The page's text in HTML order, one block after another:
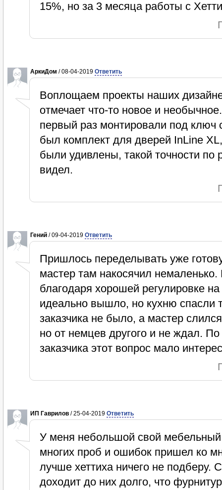
15%, но за 3 месяца работы с
АркиДом / 08-04-2019 Ответить
Воплощаем проекты наших
отмечает что-то новое и
первый раз монтировали под ключ
был комплект для дверей InLine
были удивлены, такой точности по
видел.
Гений / 09-04-2019 Ответить
Пришлось переделывать уже
мастер там накосячил
благодаря хорошей регулировке
идеально вышло, но кухню спасли
заказчика не было, а мастер
но от немцев другого и не ждал.
заказчика этот вопрос мало
ИП Гаврилов / 25-04-2019 Ответить
У меня небольшой свой
многих проб и ошибок пришел ко
лучше хеттиха ничего не подберу.
доходит до них долго, что